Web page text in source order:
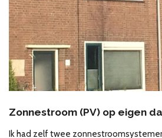
Zonnestroom (PV) op eigen
Ik had zelf twee